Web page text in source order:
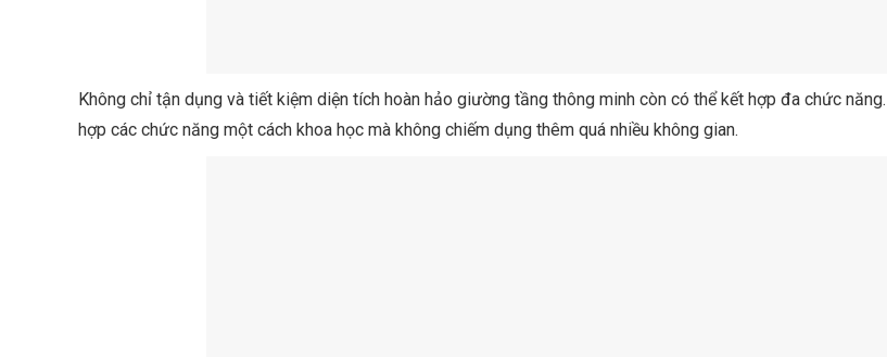
Không chỉ tận dụng và tiết kiệm diện tích hoàn hảo giường tầng thông minh còn có thể kết hợp đa chức
hợp các chức năng một cách khoa học mà không chiếm dụng thêm quá nhiều không gian.